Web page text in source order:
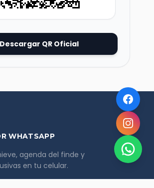
Descargar QR Oficial
WHATSAPP
agenda del finde y
en tu celular.